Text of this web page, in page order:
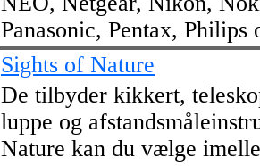
Panasonic, Pentax, Philips
Sights of Nature
De tilbyder kikkert,
luppe og
Nature kan du vælge